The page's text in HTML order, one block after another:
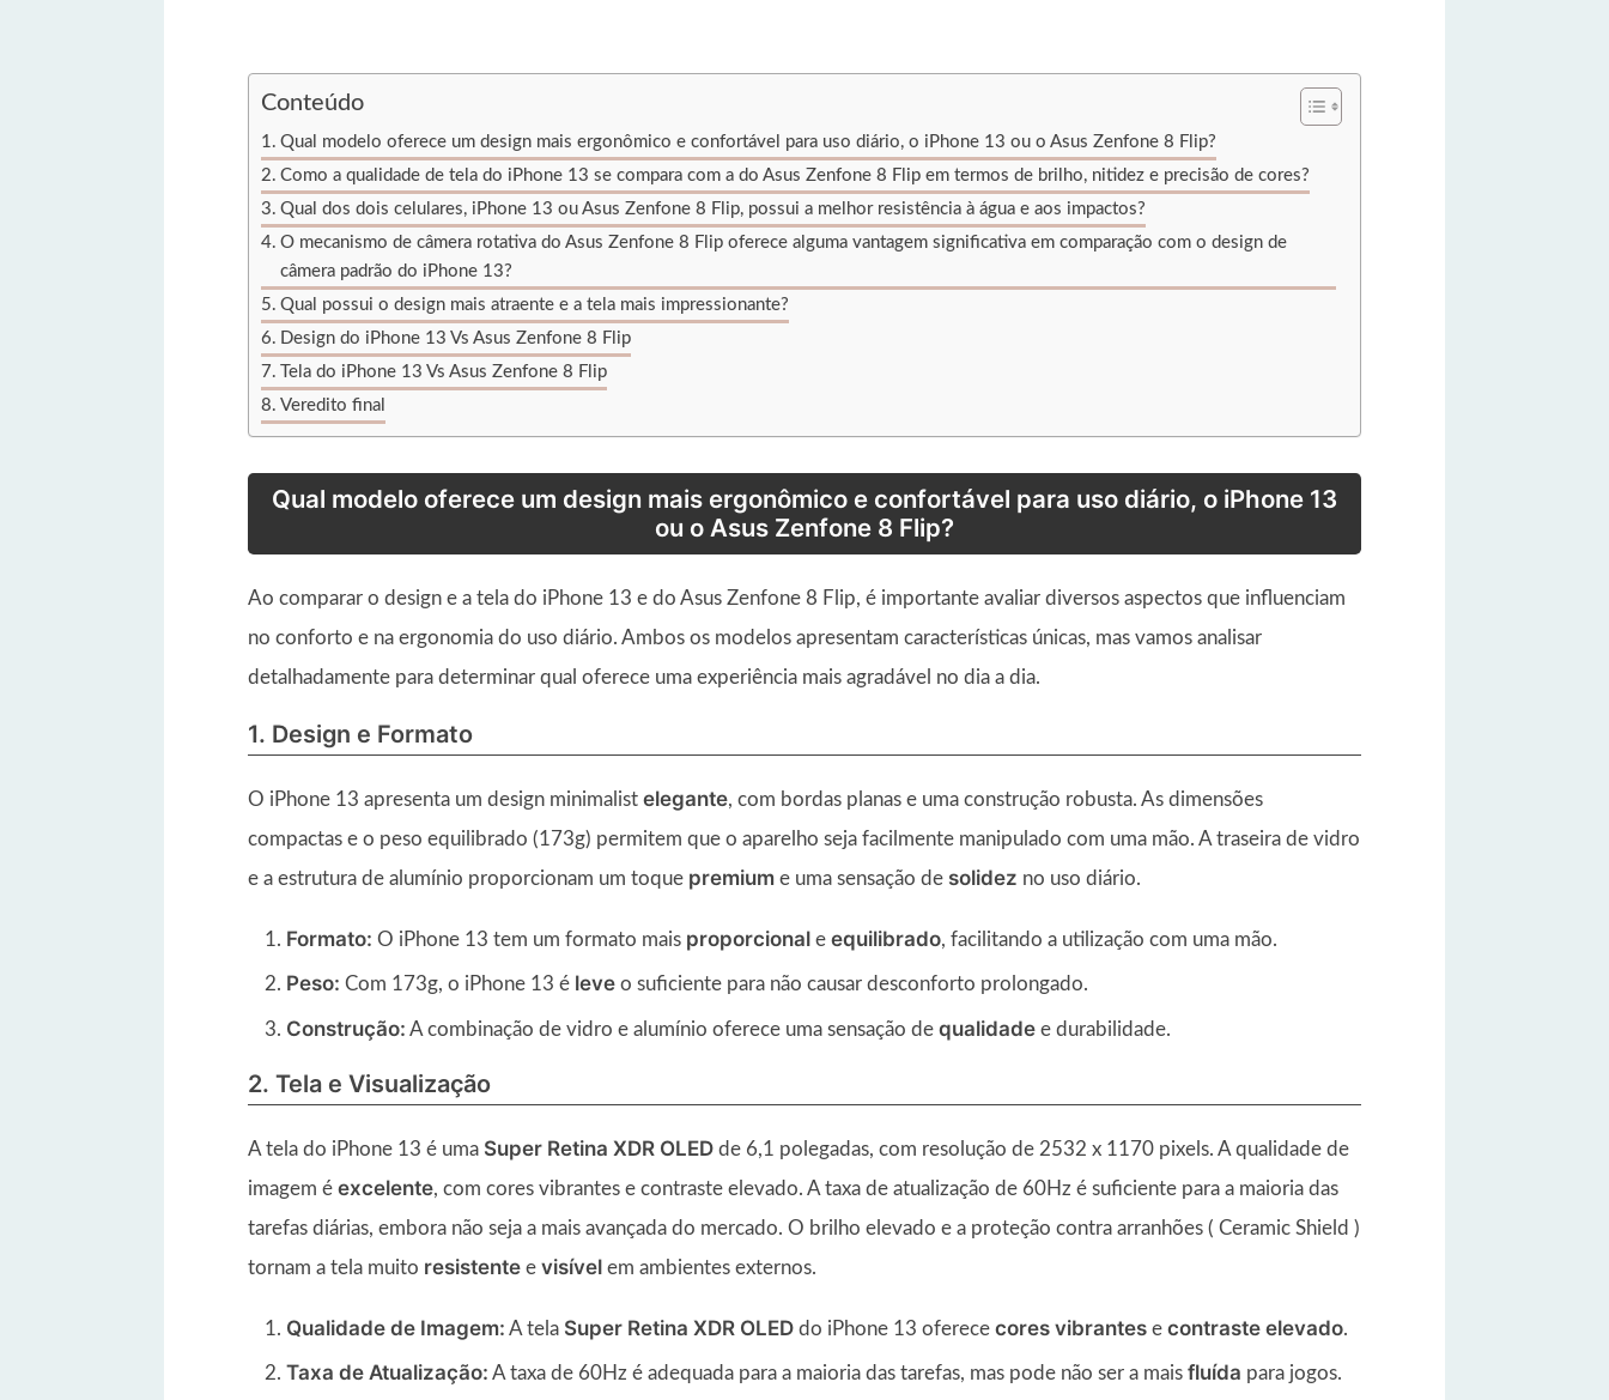
Conteúdo
Qual modelo oferece um design mais ergonômico e confortável para uso diário, o iPhone 13 ou o Asus Zenfone 8 Flip?
Como a qualidade de tela do iPhone 13 se compara com a do Asus Zenfone 8 Flip em termos de brilho, nitidez e precisão de cores?
Qual dos dois celulares, iPhone 13 ou Asus Zenfone 8 Flip, possui a melhor resistência à água e aos impactos?
O mecanismo de câmera rotativa do Asus Zenfone 8 Flip oferece alguma vantagem significativa em comparação com o design de
câmera padrão do iPhone 13?
Qual possui o design mais atraente e a tela mais impressionante?
Design do iPhone 13 Vs Asus Zenfone 8 Flip
Tela do iPhone 13 Vs Asus Zenfone 8 Flip
Veredito final
Qual modelo oferece um design mais ergonômico e confortável para uso diário, o iPhone 13
ou o Asus Zenfone 8 Flip?
Ao comparar o design e a tela do iPhone 13 e do Asus Zenfone 8 Flip, é importante avaliar diversos aspectos que influenciam
no conforto e na ergonomia do uso diário. Ambos os modelos apresentam características únicas, mas vamos analisar
detalhadamente para determinar qual oferece uma experiência mais agradável no dia a dia.
1. Design e Formato
O iPhone 13 apresenta um design minimalist elegante, com bordas planas e uma construção robusta. As dimensões
compactas e o peso equilibrado (173g) permitem que o aparelho seja facilmente manipulado com uma mão. A traseira de vidro
e a estrutura de alumínio proporcionam um toque premium e uma sensação de solidez no uso diário.
Formato: O iPhone 13 tem um formato mais proporcional e equilibrado, facilitando a utilização com uma mão.
Peso: Com 173g, o iPhone 13 é leve o suficiente para não causar desconforto prolongado.
Construção: A combinação de vidro e alumínio oferece uma sensação de qualidade e durabilidade.
2. Tela e Visualização
A tela do iPhone 13 é uma Super Retina XDR OLED de 6,1 polegadas, com resolução de 2532 x 1170 pixels. A qualidade de
imagem é excelente, com cores vibrantes e contraste elevado. A taxa de atualização de 60Hz é suficiente para a maioria das
tarefas diárias, embora não seja a mais avançada do mercado. O brilho elevado e a proteção contra arranhões ( Ceramic Shield )
tornam a tela muito resistente e visível em ambientes externos.
Qualidade de Imagem: A tela Super Retina XDR OLED do iPhone 13 oferece cores vibrantes e contraste elevado.
Taxa de Atualização: A taxa de 60Hz é adequada para a maioria das tarefas, mas pode não ser a mais fluída para jogos.